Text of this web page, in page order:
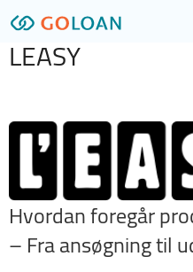
Videre
indhold
LEASY
Hvordan foregår
– Fra ansøgning til